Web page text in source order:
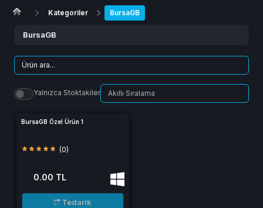
Kategoriler BursaGB
BursaGB
Yalnızca Stoktakiler
BursaGB Özel Ürün 1
(0)
0.00 TL
Tedarik